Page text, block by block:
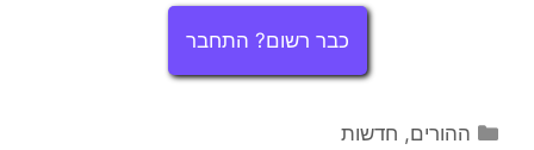
כבר רשום? התחבר
קטגוריות
ההורים, חדשות